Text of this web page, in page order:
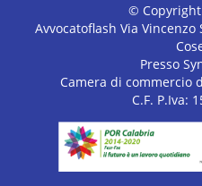
© Copyright
Avvocatoflash Via
Presso
Camera di commercio
C.F. P.Iva: